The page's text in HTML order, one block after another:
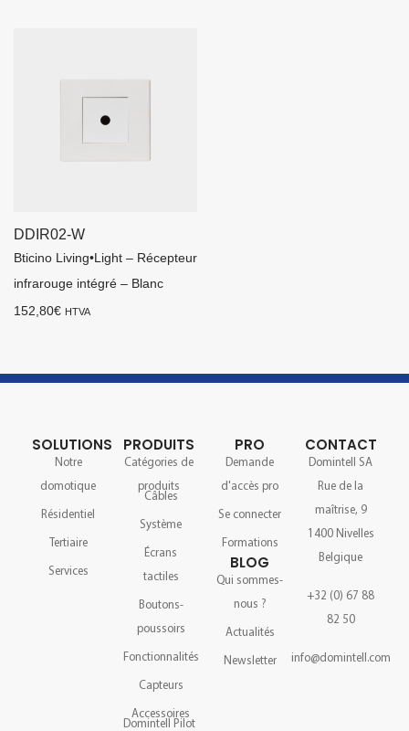
DDIR02-W
Bticino Living•Light – Récepteur
infrarouge intégré – Blanc
152,80€ HTVA
SOLUTIONS
Notre
domotique
Résidentiel
Tertiaire
Services
PRODUITS
Catégories de
produits
Câbles
Système
Écrans
tactiles
Boutons-
poussoirs
Fonctionnalités
Capteurs
Accessoires
Domintell Pilot
PRO
Demande
d'accès pro
Se connecter
Formations
BLOG
Qui sommes-
nous ?
Actualités
Newsletter
CONTACT
Domintell SA
Rue de la
maîtrise, 9
1400 Nivelles
Belgique
+32 (0) 67 88
82 50
info@domintell.com